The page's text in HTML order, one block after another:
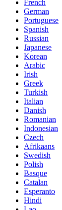
French
German
Portuguese
Spanish
Russian
Japanese
Korean
Arabic
Irish
Greek
Turkish
Italian
Danish
Romanian
Indonesian
Czech
Afrikaans
Swedish
Polish
Basque
Catalan
Esperanto
Hindi